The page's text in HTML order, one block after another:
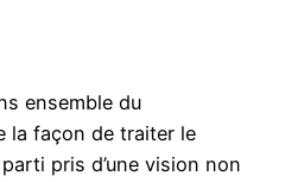
ensemble du
la façon de traiter le
pris d’une vision non